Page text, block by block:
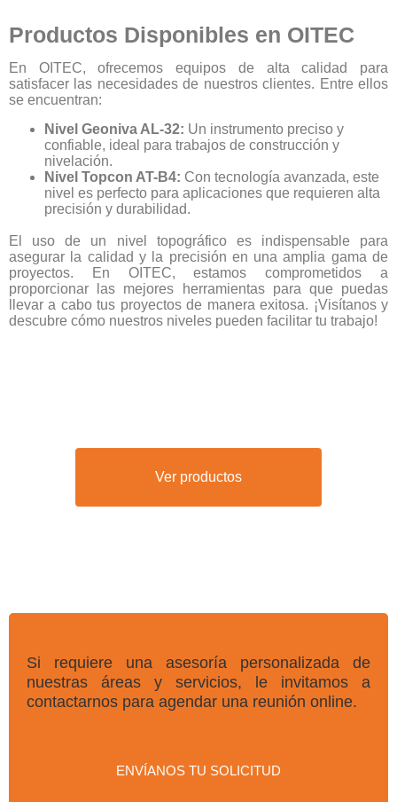
Productos Disponibles en OITEC
En OITEC, ofrecemos equipos de alta calidad para
satisfacer las necesidades de nuestros clientes. Entre ellos
se encuentran:
Nivel Geoniva AL-32: Un instrumento preciso y
confiable, ideal para trabajos de construcción y
nivelación.
Nivel Topcon AT-B4: Con tecnología avanzada, este
nivel es perfecto para aplicaciones que requieren alta
precisión y durabilidad.
El uso de un nivel topográfico es indispensable para
asegurar la calidad y la precisión en una amplia gama de
proyectos. En OITEC, estamos comprometidos a
proporcionar las mejores herramientas para que puedas
llevar a cabo tus proyectos de manera exitosa. ¡Visítanos y
descubre cómo nuestros niveles pueden facilitar tu trabajo!
Ver productos
Si requiere una asesoría personalizada de
nuestras áreas y servicios, le invitamos a
contactarnos para agendar una reunión online.
ENVÍANOS TU SOLICITUD